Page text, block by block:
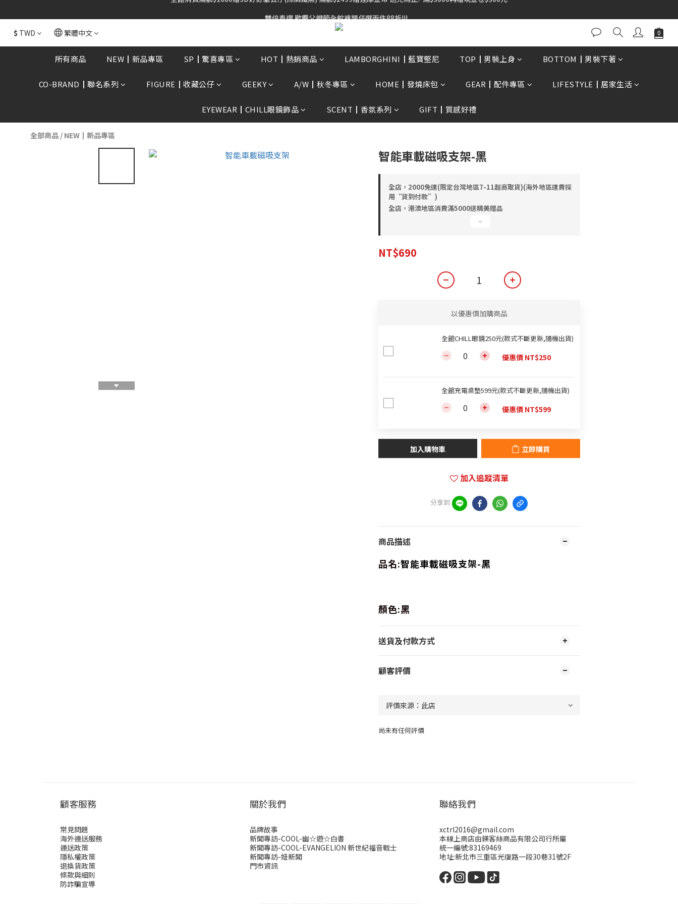
$ TWD 繁體中文
所有商品 NEW┃新品專區 SP┃驚喜專區 HOT┃熱銷商品 LAMBORGHINI┃藍寶堅尼 TOP┃男裝上身 BOTTOM┃男裝下著
CO-BRAND┃聯名系列 FIGURE┃收藏公仔 GEEKY A/W┃秋冬專區 HOME┃發燒床包 GEAR┃配件專區 LIFESTYLE┃居家生活
EYEWEAR┃CHILL眼鏡飾品 SCENT┃香氛系列 GIFT┃質感好禮
全部商品 / NEW┃新品專區
智能車載磁吸支架-黑
全店，2000免運(限定台灣地區7-11超商取貨)(海外地區運費採
用“貨到付款”)
全店，港澳地區消費滿5000送精美贈品
NT$690
以優惠價加購商品
全館CHILL眼鏡250元(款式不斷更新,隨機出貨)
優惠價 NT$250
全館充電桌墊599元(款式不斷更新,隨機出貨)
優惠價 NT$599
加入購物車 立即購買
加入追蹤清單
分享到
商品描述
品名:智能車載磁吸支架-黑
顏色:黑
送貨及付款方式
顧客評價
尚未有任何評價
立即購買
顧客服務
常見問題
海外運送服務
運送政策
隱私權政策
退換貨政策
條款與細則
防詐騙宣導
關於我們
品牌故事
新聞專訪-COOL-幽☆遊☆白書
新聞專訪-COOL-EVANGELION 新世紀福音戰士
新聞專訪-妞新聞
門市資訊
聯絡我們
xctrl2016@gmail.com
本線上商店由鎂客絲商品有限公司行所屬
統一編號:83169469
地址:新北市三重區光復路一段30巷31號2F